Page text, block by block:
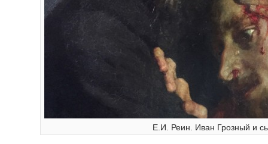
Е.И. Реин. Иван Грозный и